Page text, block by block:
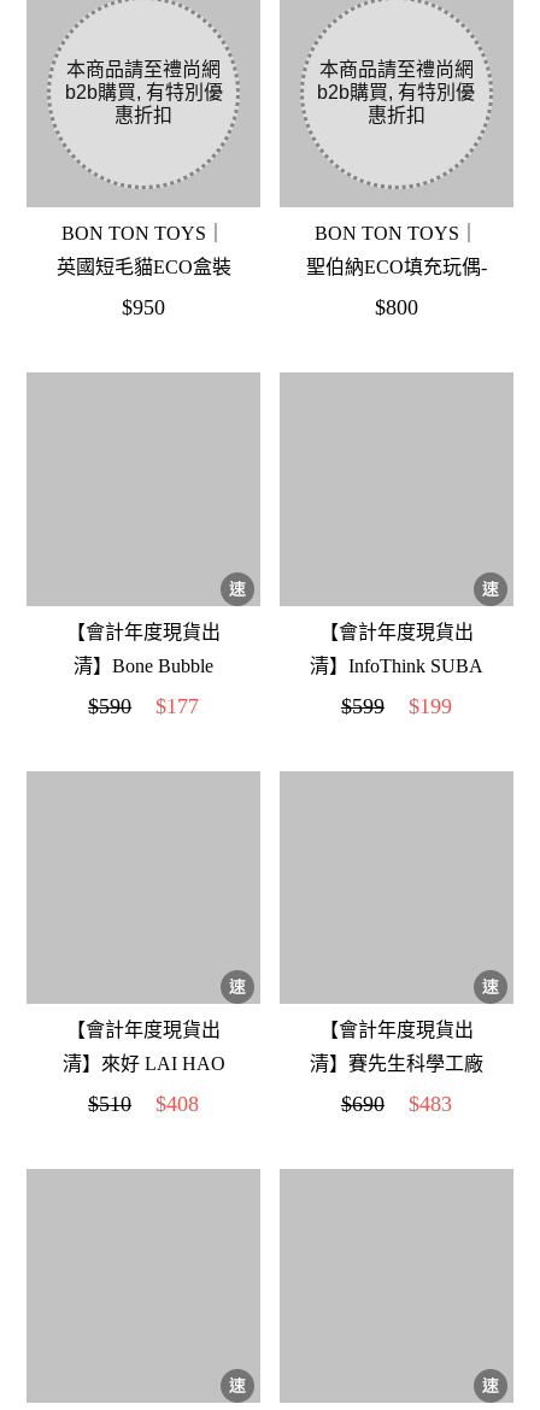
BON TON TOYS｜
英國短毛貓ECO盒裝
玩偶-弗雷迪 18cm
$950
BON TON TOYS｜
聖伯納ECO填充玩偶-
赫爾曼 18cm
$800
【會計年度現貨出
清】Bone Bubble
Glass Cup泡泡玻璃杯-
$590 $177
【會計年度現貨出
清】InfoThink SUBA
BOX 六合一環保吸管
$599 $199
【會計年度現貨出
清】來好 LAI HAO
台北風景托特包-野狼
$510 $408
【會計年度現貨出
清】賽先生科學工廠
阿波羅11號登月50周
$690 $483